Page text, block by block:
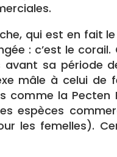
qui est en fait
: c’est le
sa période
mâle à celui de
comme la
espèces
les femelles).